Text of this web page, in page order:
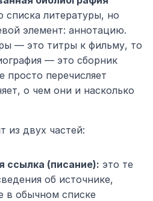
списка литературы, но
элемент: аннотацию.
— это титры к фильму, то
— это сборник
просто перечисляет
о чем они и насколько
из двух частей:
ссылка (писание): это те
об источнике,
в обычном списке